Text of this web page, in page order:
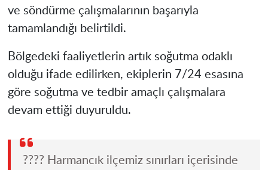
ve söndürme çalışmalarının başarıyla
tamamlandığı belirtildi.
Bölgedeki faaliyetlerin artık soğutma odaklı
olduğu ifade edilirken, ekiplerin 7/24 esasına
göre soğutma ve tedbir amaçlı çalışmalara
devam ettiği duyuruldu.
???? Harmancık ilçemiz sınırları içerisinde